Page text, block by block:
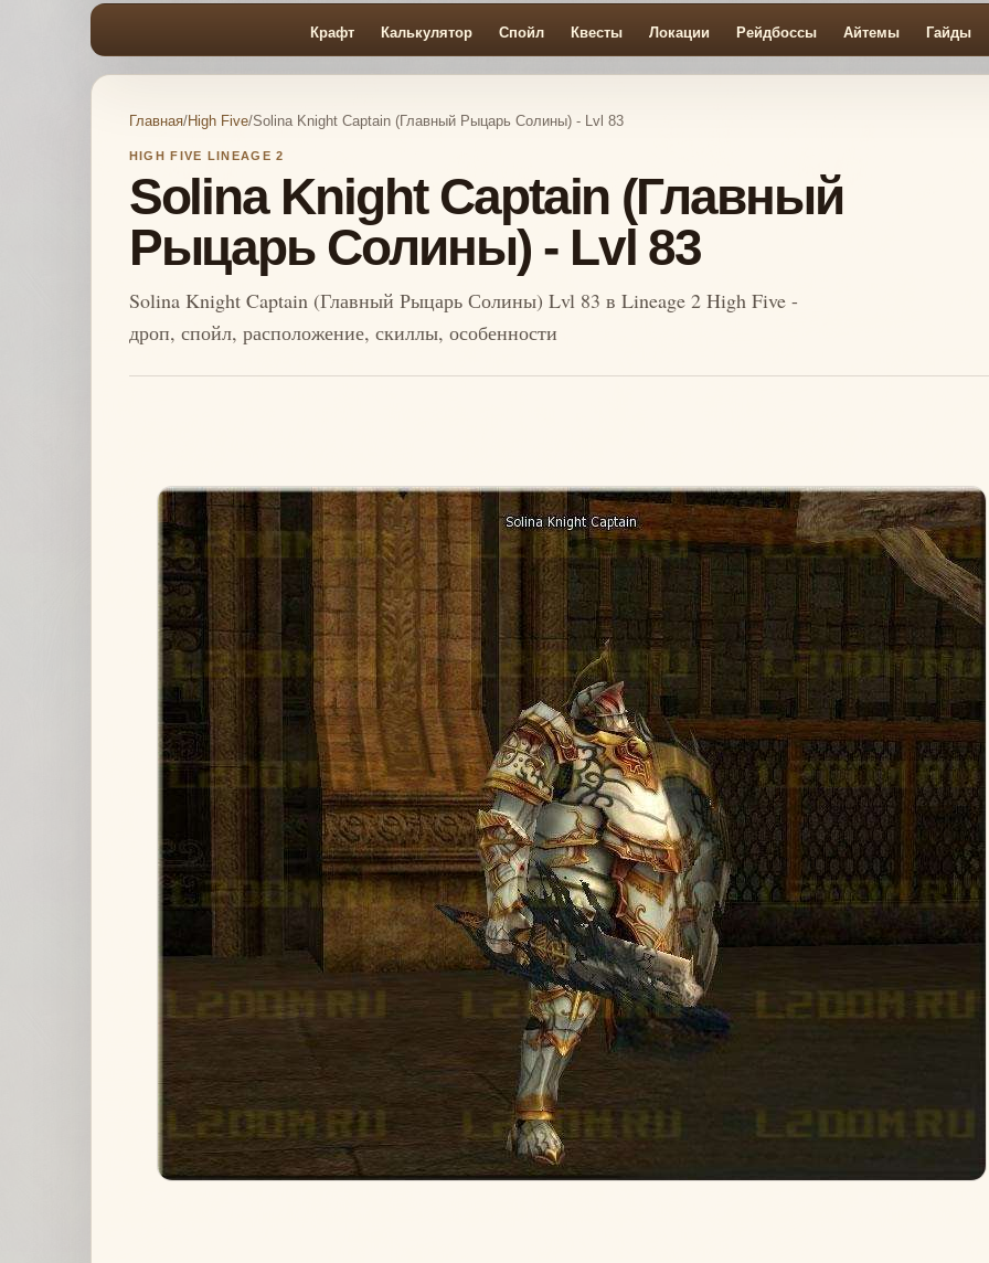
Крафт Калькулятор Спойл Квесты Локации Рейдбоссы Айтемы Гайды
Главная/High Five/Solina Knight Captain (Главный Рыцарь Солины) - Lvl 83
HIGH FIVE LINEAGE 2
Solina Knight Captain (Главный
Рыцарь Солины) - Lvl 83
Solina Knight Captain (Главный Рыцарь Солины) Lvl 83 в Lineage 2 High Five -
дроп, спойл, расположение, скиллы, особенности